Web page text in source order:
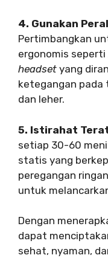
4. Gunakan
Pertimbangkan
ergonomis seperti
headset yang
ketegangan pada
dan leher.
5. Istirahat
setiap 30-60
statis yang
peregangan
untuk
Dengan
dapat
sehat, nyaman,